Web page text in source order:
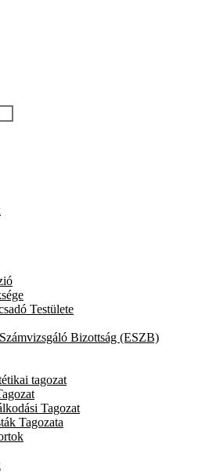
Testülete
Bizottság (ESZB)
tagozat
Tagozat
Tagozata